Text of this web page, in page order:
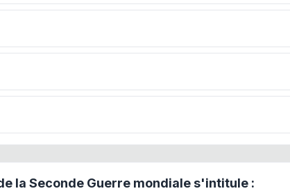
la Seconde Guerre mondiale s'intitule :